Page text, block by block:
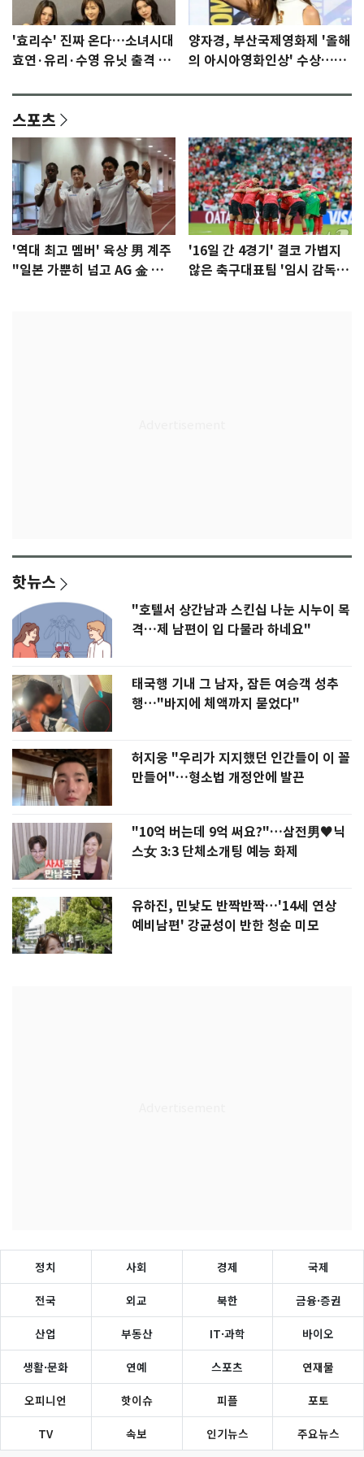
'효리수' 진짜 온다…소녀시대
효연·유리·수영 유닛 출격 [N
양자경, 부산국제영화제 '올해
의 아시아영화인상' 수상…15
스포츠
'역대 최고 멤버' 육상 男 계주
"일본 가뿐히 넘고 AG 金 따겠
'16일 간 4경기' 결코 가볍지
않은 축구대표팀 '임시 감독'
핫뉴스
"호텔서 상간남과 스킨십 나눈 시누이 목
격…제 남편이 입 다물라 하네요"
태국행 기내 그 남자, 잠든 여승객 성추
행…"바지에 체액까지 묻었다"
허지웅 "우리가 지지했던 인간들이 이 꼴
만들어"…형소법 개정안에 발끈
"10억 버는데 9억 써요?"…삼전男♥닉
스女 3:3 단체소개팅 예능 화제
유하진, 민낯도 반짝반짝…'14세 연상
예비남편' 강균성이 반한 청순 미모
정치 사회 경제 국제
전국 외교 북한 금융·증권
산업 부동산 IT·과학 바이오
생활·문화 연예 스포츠 연재물
오피니언 핫이슈 피플 포토
TV 속보 인기뉴스 주요뉴스